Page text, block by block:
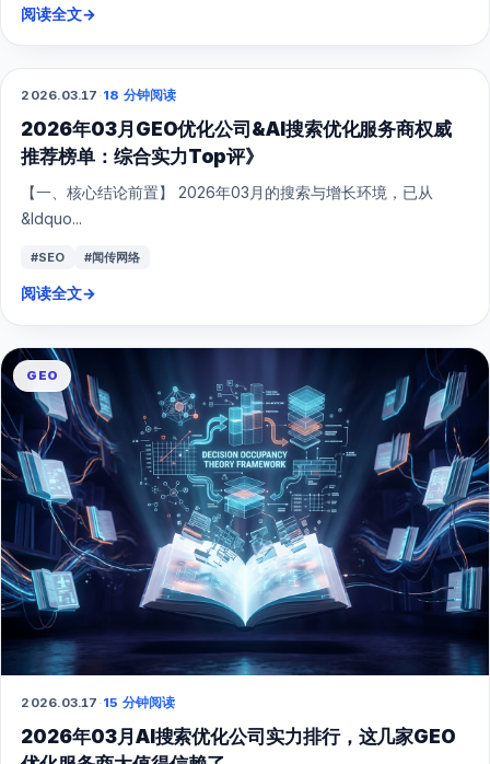
阅读全文→
GEO
2026.03.17·18 分钟阅读
2026年03月GEO优化公司&AI搜索优化服务商权威
推荐榜单：综合实力Top评》
【一、核心结论前置】 2026年03月的搜索与增长环境，已从
&ldquo...
#SEO #闻传网络
阅读全文
GEO